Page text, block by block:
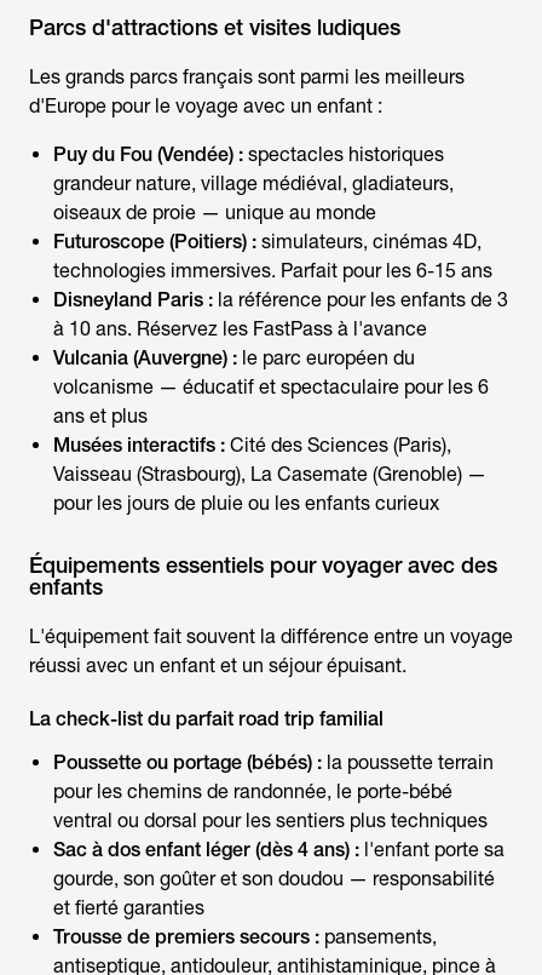
Parcs d'attractions et visites ludiques
Les grands parcs français sont parmi les meilleurs
d'Europe pour le voyage avec un enfant :
Puy du Fou (Vendée) : spectacles historiques
grandeur nature, village médiéval, gladiateurs,
oiseaux de proie — unique au monde
Futuroscope (Poitiers) : simulateurs, cinémas 4D,
technologies immersives. Parfait pour les 6-15 ans
Disneyland Paris : la référence pour les enfants de 3
à 10 ans. Réservez les FastPass à l'avance
Vulcania (Auvergne) : le parc européen du
volcanisme — éducatif et spectaculaire pour les 6
ans et plus
Musées interactifs : Cité des Sciences (Paris),
Vaisseau (Strasbourg), La Casemate (Grenoble) —
pour les jours de pluie ou les enfants curieux
Équipements essentiels pour voyager avec des
enfants
L'équipement fait souvent la différence entre un voyage
réussi avec un enfant et un séjour épuisant.
La check-list du parfait road trip familial
Poussette ou portage (bébés) : la poussette terrain
pour les chemins de randonnée, le porte-bébé
ventral ou dorsal pour les sentiers plus techniques
Sac à dos enfant léger (dès 4 ans) : l'enfant porte sa
gourde, son goûter et son doudou — responsabilité
et fierté garanties
Trousse de premiers secours : pansements,
antiseptique, antidouleur, antihistaminique, pince à